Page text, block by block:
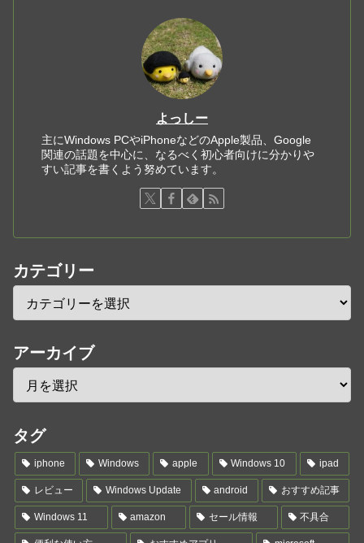
よっしー
主にWindows PCやiPhoneなどのApple製品、Google
関連の話題を中心に、なるべく初心者向けに分かりや
すい記事を書くよう努めています。
カテゴリー
アーカイブ
タグ
iphone Windows apple Windows 10 ipad
レビュー Windows Update android おすすめ記事
Windows 11 amazon セール情報 不具合